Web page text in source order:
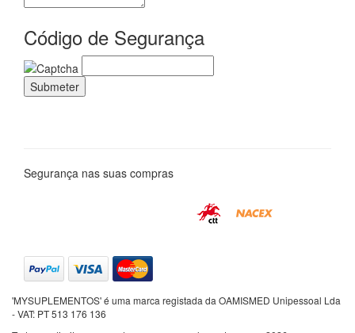
Código de Segurança
Segurança nas suas compras
'MYSUPLEMENTOS' é uma marca registada da OAMISMED Unipessoal Lda
- VAT: PT 513 176 136